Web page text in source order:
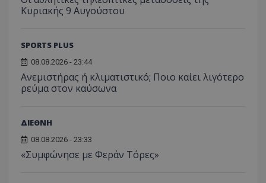
Κυριακής 9 Αυγούστου
SPORTS PLUS
08.08.2026 - 23:44
Ανεμιστήρας ή κλιματιστικό; Ποιο καίει λιγότερο
ρεύμα στον καύσωνα
ΔΙΕΘΝΗ
08.08.2026 - 23:33
«Συμφώνησε με Φεράν Τόρες»